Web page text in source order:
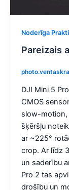
Noderīga
Pareizais
DJI Mini 5
CMOS
slow-motion,
šķēršļu
ar ~225°
crop. Ar līdz
un saderību
Pro 2 tas
drošību un